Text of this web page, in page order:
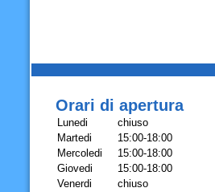
Orari di apertura
Lunedi
chiuso
Martedi
15:00-18:00
Mercoledi
15:00-18:00
Giovedi
15:00-18:00
Venerdi
chiuso